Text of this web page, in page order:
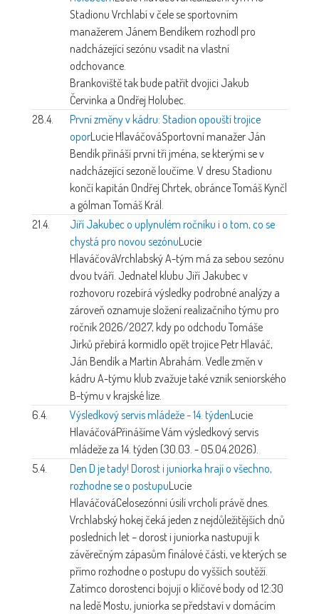
Stadionu Vrchlabí v čele se sportovním
manažerem Jánem Bendíkem rozhodl pro
nadcházející sezónu vsadit na vlastní
odchovance.
Brankoviště tak bude patřit dvojici Jakub
Červinka a Ondřej Holubec.
28.4.
První změny v kádru: Stadion opouští trojice
oporLucie HlaváčováSportovní manažer Ján
Bendík přináší první tři jména, se kterými se v
nadcházející sezoně loučíme. V dresu Stadionu
končí kapitán Ondřej Chrtek, obránce Tomáš Kynčl
a gólman Tomáš Král.
21.4.
Jiří Jakubec o uplynulém ročníku i o tom, co se
chystá pro novou sezónuLucie
HlaváčováVrchlabský A-tým má za sebou sezónu
dvou tváří. Jednatel klubu Jiří Jakubec v
rozhovoru rozebírá výsledky podrobné analýzy a
zároveň oznamuje složení realizačního týmu pro
ročník 2026/2027, kdy po odchodu Tomáše
Jirků přebírá kormidlo opět trojice Petr Hlaváč,
Ján Bendík a Martin Abrahám. Vedle změn v
kádru A-týmu klub zvažuje také vznik seniorského
B-týmu v krajské lize.
6.4.
Výsledkový servis mládeže - 14. týdenLucie
HlaváčováPřinášíme Vám výsledkový servis
mládeže za 14. týden (30.03. - 05.04.2026).
5.4.
Den D je tady! Dorost i juniorka hrají o všechno,
rozhodne se o postupuLucie
HlaváčováCelosezónní úsilí vrcholí právě dnes.
Vrchlabský hokej čeká jeden z nejdůležitějších dnů
posledních let – dorost i juniorka nastupují k
závěrečným zápasům finálové části, ve kterých se
přímo rozhodne o postupu do vyšších soutěží.
Zatímco dorostenci bojují o klíčové body od 12:30
na ledě Mostu, juniorka se představí v domácím